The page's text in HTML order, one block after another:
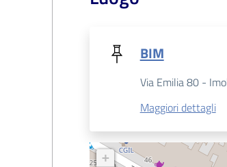
BIM
Via Emilia 80 -
Maggiori dettagli
+